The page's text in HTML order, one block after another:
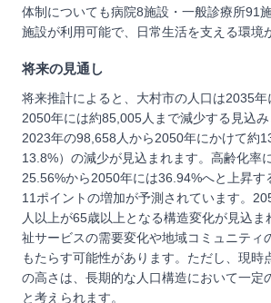
体制についても病院8施設・一般診療所91
施設が利用可能で、日常生活を支える環境
将来の見通し
将来推計によると、大村市の人口は2035年
2050年には約85,005人まで減少する見込み
2023年の98,658人から2050年にかけて約
13.8%）の減少が見込まれます。高齢化率
25.56%から2050年には36.94%へと上昇す
11ポイントの増加が予測されています。
人以上が65歳以上となる構造変化が見込
祉サービスの需要変化や地域コミュニティ
もたらす可能性があります。ただし、現時
の高さは、長期的な人口構造において一定
と考えられます。